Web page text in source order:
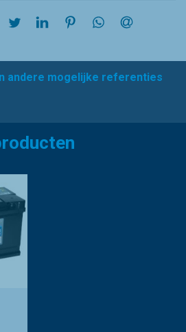
op Facebookop Twitterop LinkedInop Pinterestop WhatsApp
andere mogelijke referenties